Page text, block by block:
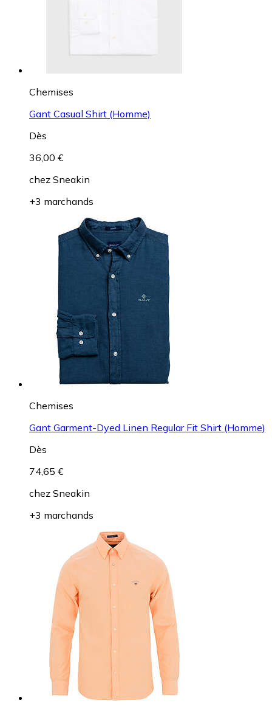
Chemises
Gant Casual Shirt (Homme)
Dès
36,00 €
chez Sneakin
+3 marchands
Chemises
Gant Garment-Dyed Linen Regular Fit Shirt (Homme)
Dès
74,65 €
chez Sneakin
+3 marchands